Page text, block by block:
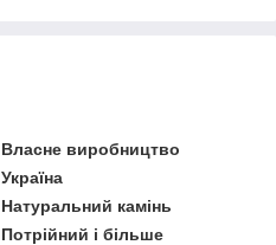
Власне виробництво
Україна
Натуральний камінь
Потрійний і більше